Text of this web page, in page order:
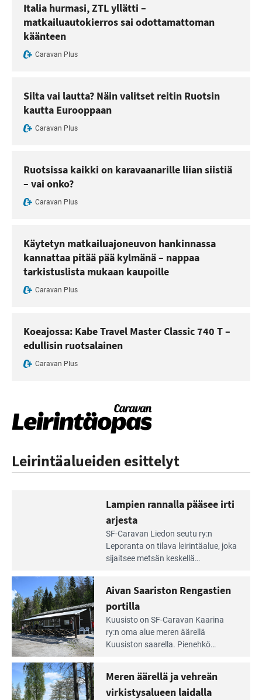
Italia hurmasi, ZTL yllätti –
matkailuautokierros sai odottamattoman
käänteen
Caravan Plus
Silta vai lautta? Näin valitset reitin Ruotsin
kautta Eurooppaan
Caravan Plus
Ruotsissa kaikki on karavaanarille liian siistiä
– vai onko?
Caravan Plus
Käytetyn matkailuajoneuvon hankinnassa
kannattaa pitää pää kylmänä – nappaa
tarkistuslista mukaan kaupoille
Caravan Plus
Koeajossa: Kabe Travel Master Classic 740 T –
edullisin ruotsalainen
Caravan Plus
Leirintäalueiden esittelyt
rannalla
pääsee
irti
arjesta
Lampien rannalla pääsee irti
arjesta
SF-Caravan Liedon seutu ry:n
Leporanta on tilava leirintäalue, joka
sijaitsee metsän kes­kellä
tarjoaa ympäris­töineen kauniit
maisemat ja loistavat virkistäytymis­
mahdollisuudet.
Lue
Leirintäoppaan
artikkeli:
Aivan
Saariston
Rengastien
portilla
Aivan Saariston Rengastien
portilla
Kuusisto on SF-Caravan Kaarina
ry:n oma alue meren äärellä
Kuusiston saarella. Pie­nehkö
Meren äärellä ja vehreän
virkistysalueen laidalla